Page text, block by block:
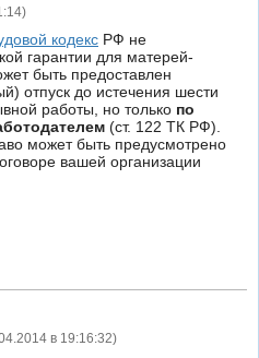
)
кодекс РФ не
гарантии для матерей-
быть предоставлен
отпуск до истечения шести
работы, но только по
(ст. 122 ТК РФ).
может быть предусмотрено
вашей организации
в 19:16:32)